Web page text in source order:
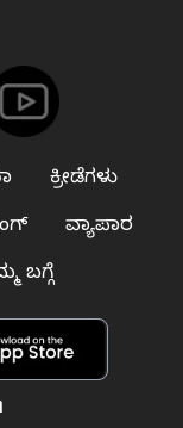
ಕ್ರೀಡೆಗಳು
ವ್ಯಾಪಾರ
ಬಗ್ಗೆ